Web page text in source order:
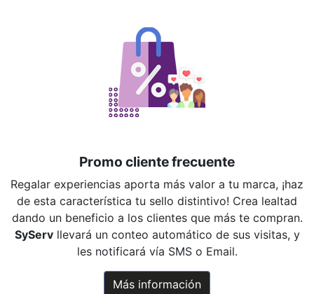
Promo cliente frecuente
Regalar experiencias aporta más valor a tu marca, ¡haz
de esta característica tu sello distintivo! Crea lealtad
dando un beneficio a los clientes que más te compran.
SyServllevará un conteo automático de sus visitas, y
les notificará vía SMS o Email.
Más información